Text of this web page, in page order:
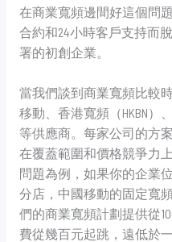
在商業寬頻邊間好這個問
合約和24小時客戶支持而
署的初創企業。
當我們談到商業寬頻比較
移動、香港寬頻（HKBN）
等供應商。每家公司的方
在覆蓋範圍和價格競爭力
問題為例，如果你的企業
分店，中國移動的固定寬
們的商業寬頻計劃提供從
費從幾百元起跳，遠低於